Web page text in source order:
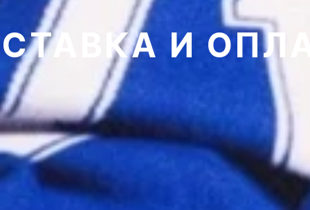
И